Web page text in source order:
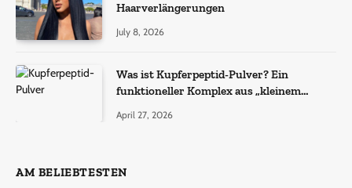
Haarverlängerungen
July 8, 2026
Was ist Kupferpeptid-Pulver? Ein
funktioneller Komplex aus „kleinem
April 27, 2026
AM BELIEBTESTEN